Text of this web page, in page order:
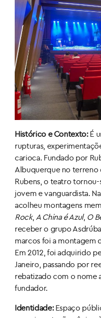
Histórico e Contexto:É
rupturas,
carioca. Fundado por
Albuquerque no terreno
Rubens, o teatro
jovem e vanguardista.
acolheu montagens
Rock, A China é Azul, O
receber o grupo
marcos foi a montagem
Em 2012, foi adquirido
Janeiro, passando por
rebatizado com o nome
fundador.
Identidade:Espaço